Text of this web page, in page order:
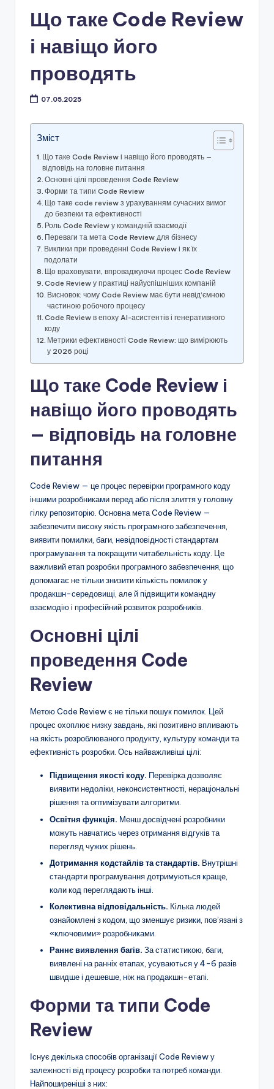
Що таке Code Review
і навіщо його
проводять
07.05.2025
Зміст
Що таке Code Review і навіщо його проводять —
відповідь на головне питання
Основні цілі проведення Code Review
Форми та типи Code Review
Що таке code review з урахуванням сучасних вимог
до безпеки та ефективності
Роль Code Review у командній взаємодії
Переваги та мета Code Review для бізнесу
Виклики при проведенні Code Review і як їх
подолати
Що враховувати, впроваджуючи процес Code Review
Code Review у практиці найуспішніших компаній
Висновок: чому Code Review має бути невід’ємною
частиною робочого процесу
Code Review в епоху AI-асистентів і генеративного
коду
Метрики ефективності Code Review: що вимірюють
у 2026 році
Що таке Code Review і
навіщо його проводять
— відповідь на головне
питання
Code Review — це процес перевірки програмного коду
іншими розробниками перед або після злиття у головну
гілку репозиторію. Основна мета Code Review —
забезпечити високу якість програмного забезпечення,
виявити помилки, баги, невідповідності стандартам
програмування та покращити читабельність коду. Це
важливий етап розробки програмного забезпечення, що
допомагає не тільки знизити кількість помилок у
продакшн-середовищі, але й підвищити командну
взаємодію і професійний розвиток розробників.
Основні цілі
проведення Code
Review
Метою Code Review є не тільки пошук помилок. Цей
процес охоплює низку завдань, які позитивно впливають
на якість розроблюваного продукту, культуру команди та
ефективність розробки. Ось найважливіші цілі:
Підвищення якості коду. Перевірка дозволяє
виявити недоліки, неконсистентності, нераціональні
рішення та оптимізувати алгоритми.
Освітня функція. Менш досвідчені розробники
можуть навчатись через отримання відгуків та
перегляд чужих рішень.
Дотримання кодстайлів та стандартів. Внутрішні
стандарти програмування дотримуються краще,
коли код переглядають інші.
Колективна відповідальність. Кілька людей
ознайомлені з кодом, що зменшує ризики, пов’язані з
«ключовими» розробниками.
Раннє виявлення багів. За статистикою, баги,
виявлені на ранніх етапах, усуваються у 4-6 разів
швидше і дешевше, ніж на продакшн-етапі.
Форми та типи Code
Review
Існує декілька способів організації Code Review у
залежності від процесу розробки та потреб команди.
Найпоширеніші з них: